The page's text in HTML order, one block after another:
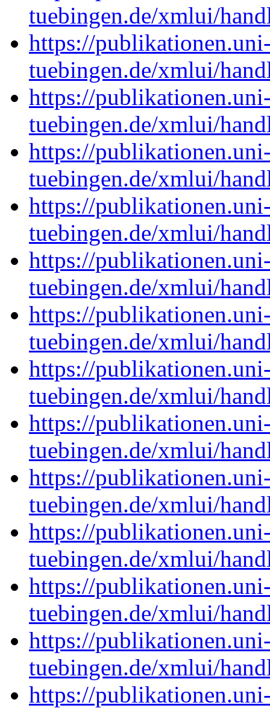
tuebingen.de/xmlui/
https://
tuebingen.de/xmlui/
https://
tuebingen.de/xmlui/
https://
tuebingen.de/xmlui/
https://
tuebingen.de/xmlui/
https://
tuebingen.de/xmlui/
https://
tuebingen.de/xmlui/
https://
tuebingen.de/xmlui/
https://
tuebingen.de/xmlui/
https://
tuebingen.de/xmlui/
https://
tuebingen.de/xmlui/
https://
tuebingen.de/xmlui/
https://
tuebingen.de/xmlui/
https://